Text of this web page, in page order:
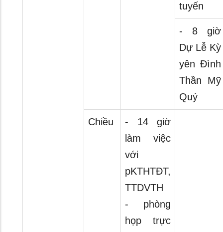
tuyến
- 8 giờ
Dự Lễ Kỳ
yên Đình
Thần Mỹ
Quý
Chiều
- 14 giờ
làm việc
với
pKTHTĐT,
TTDVTH
- phòng
họp trực